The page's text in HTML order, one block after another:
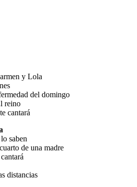
y Lola
del domingo
reino
cantará
saben
de una madre
distancias